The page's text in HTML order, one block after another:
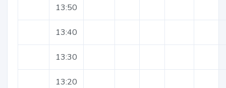
13:50
13:40
13:30
13:20